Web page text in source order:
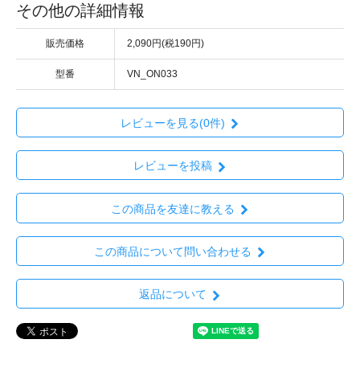
その他の詳細情報
販売価格 2,090円(税190円)
型番 VN_ON033
レビューを見る(0件)
レビューを投稿
この商品を友達に教える
この商品について問い合わせる
返品について